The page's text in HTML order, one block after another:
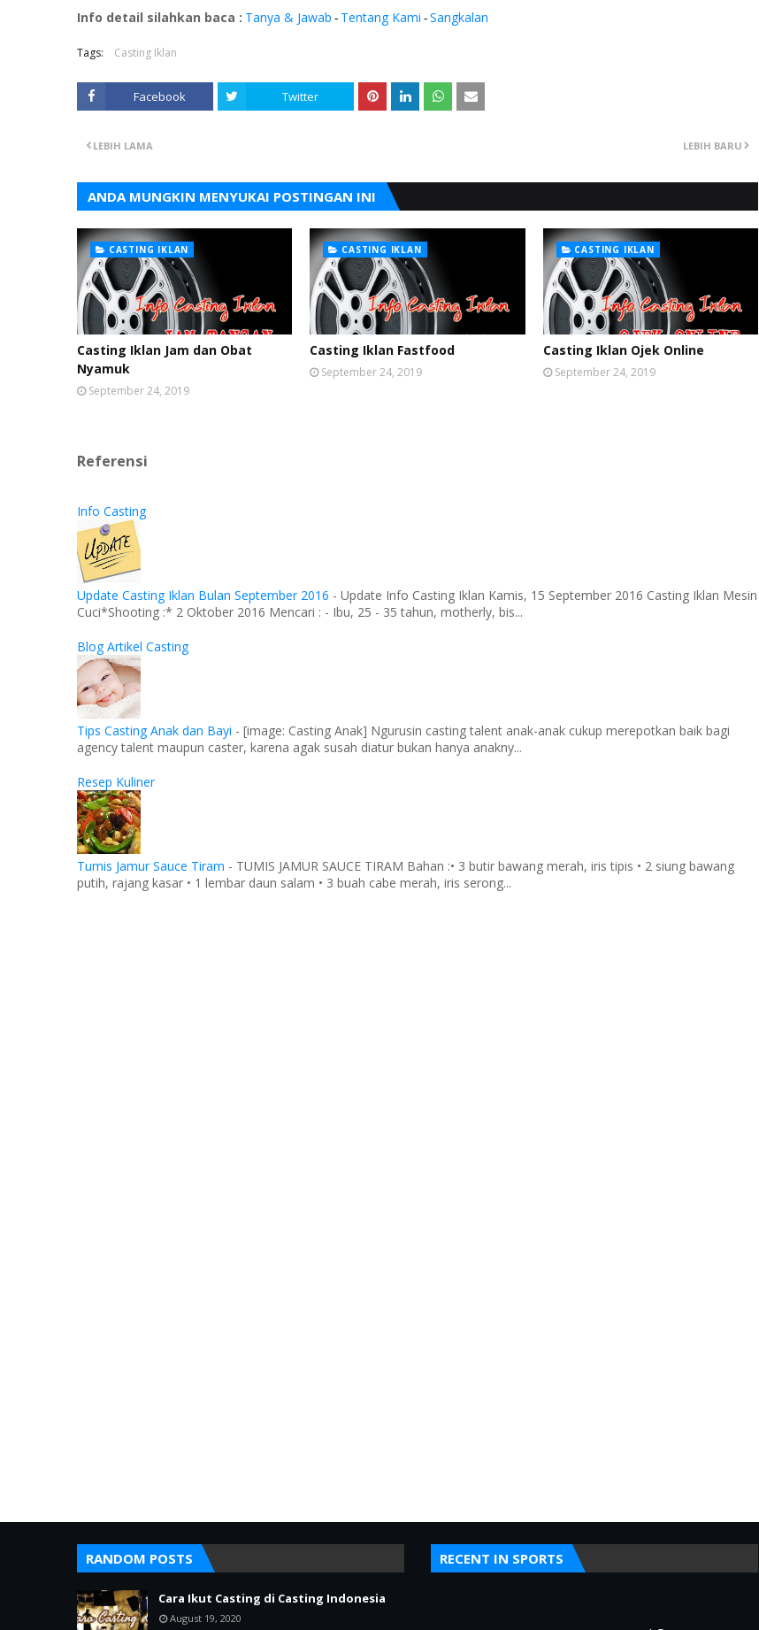
Info detail silahkan baca : Tanya & Jawab - Tentang Kami - Sangkalan
Tags: Casting Iklan
Facebook Twitter
LEBIH BARU
LEBIH LAMA
ANDA MUNGKIN MENYUKAI POSTINGAN INI
CASTING IKLAN
Casting Iklan Jam dan Obat
Nyamuk
September 24, 2019
CASTING IKLAN
Casting Iklan Fastfood
September 24, 2019
CASTING IKLAN
Casting Iklan Ojek Online
September 24, 2019
Referensi
Info Casting
Update Casting Iklan Bulan September 2016 - Update Info Casting Iklan Kamis, 15 September 2016 Casting Iklan Mesin
Cuci*Shooting :* 2 Oktober 2016 Mencari : - Ibu, 25 - 35 tahun, motherly, bis...
Blog Artikel Casting
Tips Casting Anak dan Bayi - [image: Casting Anak] Ngurusin casting talent anak-anak cukup merepotkan baik bagi
agency talent maupun caster, karena agak susah diatur bukan hanya anakny...
Resep Kuliner
Tumis Jamur Sauce Tiram - TUMIS JAMUR SAUCE TIRAM Bahan :• 3 butir bawang merah, iris tipis • 2 siung bawang
putih, rajang kasar • 1 lembar daun salam • 3 buah cabe merah, iris serong...
RANDOM POSTS
Cara Ikut Casting di Casting Indonesia
August 19, 2020
RECENT IN SPORTS